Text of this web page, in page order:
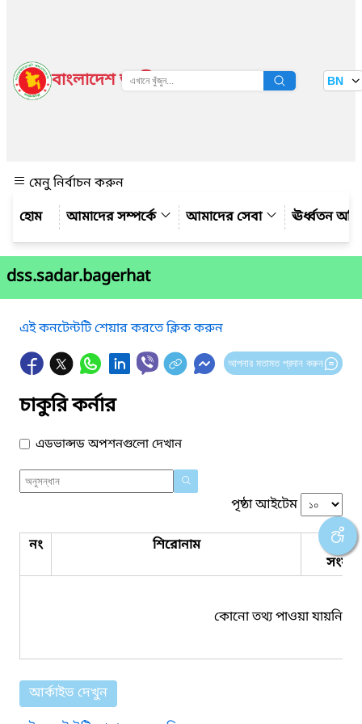
বাংলাদেশ জাতীয় তথ্য বাতায়ন BN
মেনু নির্বাচন করুন
আমাদের সম্পর্কে
আমাদের সেবা ঊর্ধ্বতন
dss.sadar.bagerhat
এই কনটেন্টটি শেয়ার করতে ক্লিক করুন
আপনার মতামত প্রদান করুন
চাকুরি কর্নার
এডভান্সড অপশনগুলো দেখান
পৃষ্ঠা আইটেম
নং শিরোনাম
কোনো তথ্য পাওয়া যায়নি।
আর্কাইভ দেখুন